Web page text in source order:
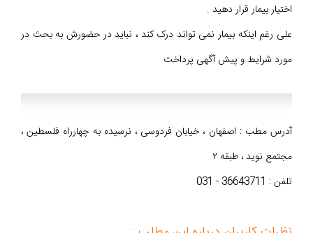
اختیار بیمار قرار دهید .
علی رغم اینکه بیمار نمی تواند درک کند ، نباید در حضورش به بحث در
مورد شرایط و پیش آگهی پرداخت
آدرس مطب : اصفهان ، خیابان فردوسی ، نرسیده به چهارراه فلسطین ،
مجتمع نوید ، طبقه ۲
تلفن : 36643711 - 031